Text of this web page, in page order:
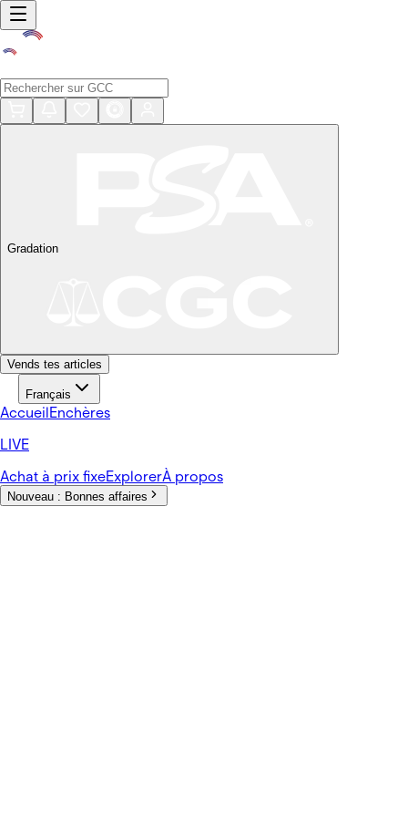
Gradation
Vends tes articles
Français
AccueilEnchères
LIVE
Achat à prix fixeExplorerÀ propos
Nouveau : Bonnes affaires